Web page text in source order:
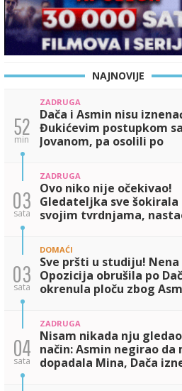
NAJNOVIJE
52
min
ZADRUGA
Dača i Asmin nisu
Đukićevim postupkom sa
Jovanom, pa osolili po
03
sata
ZADRUGA
Ovo niko nije očekivao!
Gledateljka sve šokirala
svojim tvrdnjama,
intimne slike (VIDEO)
03
sata
DOMAĆI
Sve pršti u studiju! Nena
Opozicija obrušila po
okrenula ploču zbog
04
sata
ZADRUGA
Nisam nikada nju
način: Asmin negirao da
dopadala Mina, Dača